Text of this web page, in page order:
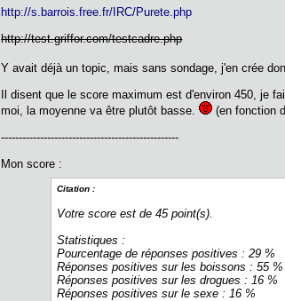
http://s.barrois.free.fr/IRC/Purete.php
http://test.griffor.com/testcadre.php
Y avait déjà un topic, mais sans sondage, j'en crée
Il disent que le score maximum est d'environ 450, je
moi, la moyenne va être plutôt basse.
(en fonction
--------------------------------------------------
Mon score :
Citation :
Votre score est de 45 point(s).
Statistiques :
Pourcentage de réponses positives : 29 %
Réponses positives sur les boissons : 55 %
Réponses positives sur les drogues : 16 %
Réponses positives sur le sexe : 16 %